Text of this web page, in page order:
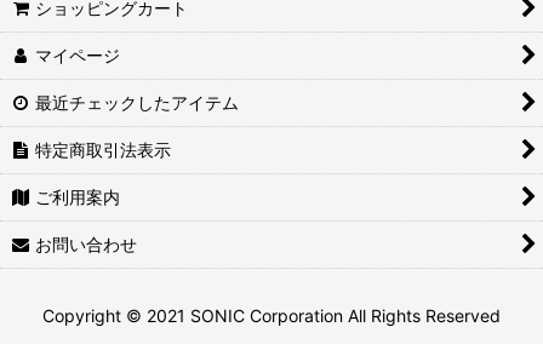
山型クリップ(2)
ゼムクリップ(19)
ショッピングカート
マイページ
最近チェックしたアイテム
特定商取引法表示
ご利用案内
お問い合わせ
Copyright © 2021 SONIC Corporation All Rights Reserved